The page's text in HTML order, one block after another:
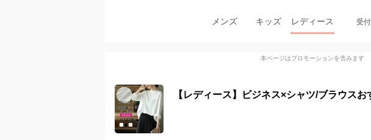
メンズ キッズ レディース 受
本ページはプロモーションを含みます
【レディース】ビジネス×シャツ/ブラウス